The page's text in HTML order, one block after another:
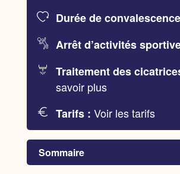
Sommaire
Durée de
Arrêt d’activités
Traitement des
savoir plus
Tarifs : Voir les tarifs